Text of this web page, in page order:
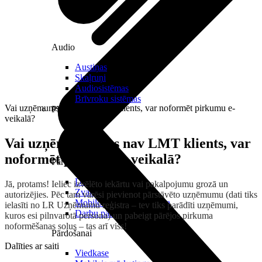
Pārvaldībai
Darbalaika uzskaite
Zvanu pārvaldnieks
Mobilo iekārtu pārvaldība
Darbu pārvaldnieks
Pārdošanai
Viedkase
Audio
Austiņas
Skaļruņi
Audiosistēmas
Brīvroku sistēmas
Planšetes
Vai uzņēmums, kas nav LMT klients, var noformēt pirkumu e-
veikalā?
Vai uzņēmums, kas nav LMT klients, var
noformēt pirkumu e-veikalā?
Jā, protams! Ieliec izvēlēto iekārtu vai pakalpojumu grozā un
autorizējies. Pēc tam varēsi pievienot pārstāvēto uzņēmumu (dati tiks
ielasīti no LR Uzņēmumu reģistra – tev tiks parādīti uzņēmumi,
kuros esi pilnvarotā persona) un pabeigt pārējos pirkuma
noformēšanas soļus – tas arī viss!
Dalīties ar saiti